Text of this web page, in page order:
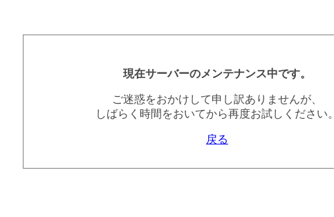
現在サーバーのメンテナンス中です。
ご迷惑をおかけして申し訳ありませんが、
しばらく時間をおいてから再度お試しください。
戻る